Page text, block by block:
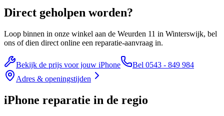
Direct geholpen worden?
Loop binnen in onze winkel aan de Weurden 11 in Winterswijk, bel
ons of dien direct online een reparatie-aanvraag in.
Bekijk de prijs voor jouw iPhone Bel 0543 - 849 984
Adres & openingstijden
iPhone reparatie in de regio